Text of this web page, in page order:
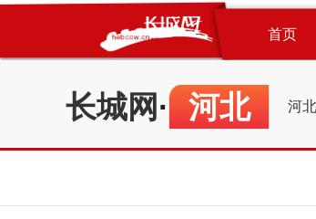
首页
长城网 · 河北 河